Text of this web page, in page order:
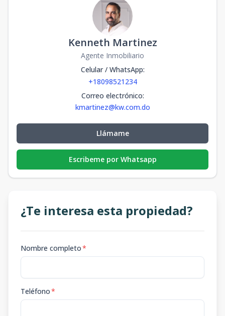
Kenneth Martinez
Agente Inmobiliario
Celular / WhatsApp:
+18098521234
Correo electrónico:
kmartinez@kw.com.do
Llámame
Escribeme por Whatsapp
¿Te interesa esta propiedad?
Nombre completo*
Teléfono*